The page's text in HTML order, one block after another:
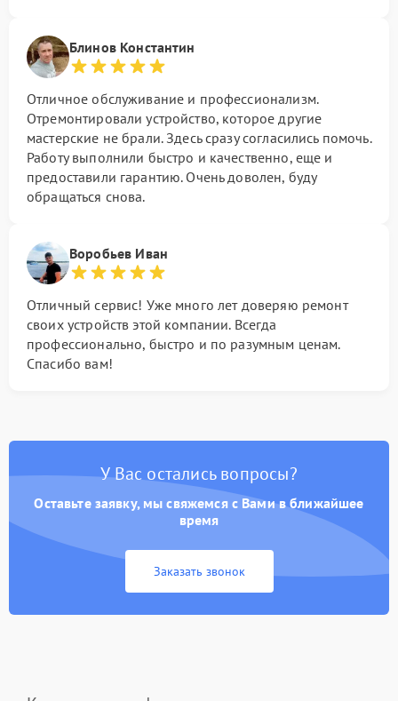
Блинов Константин
Отличное обслуживание и профессионализм.
Отремонтировали устройство, которое другие
мастерские не брали. Здесь сразу согласились помочь.
Работу выполнили быстро и качественно, еще и
предоставили гарантию. Очень доволен, буду
обращаться снова.
Воробьев Иван
Отличный сервис! Уже много лет доверяю ремонт
своих устройств этой компании. Всегда
профессионально, быстро и по разумным ценам.
Спасибо вам!
У Вас остались вопросы?
Оставьте заявку, мы свяжемся с Вами в ближайшее
время
Заказать звонок